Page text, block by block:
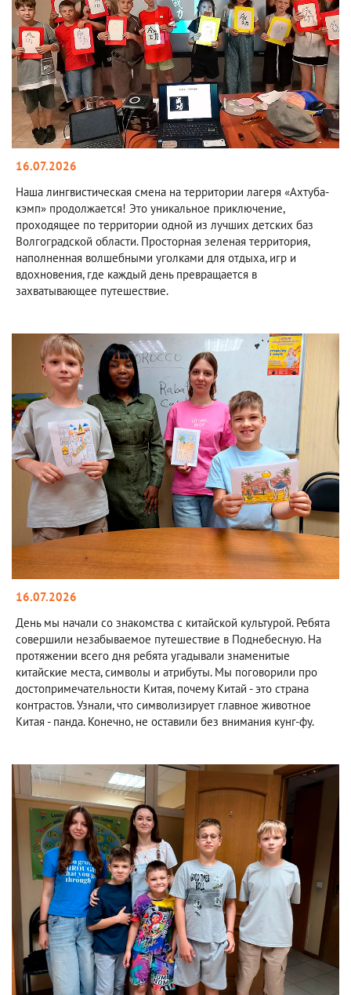
16.07.2026
Наша лингвистическая смена на территории лагеря «Ахтуба-
кэмп» продолжается! Это уникальное приключение,
проходящее по территории одной из лучших детских баз
Волгоградской области. Просторная зеленая территория,
наполненная волшебными уголками для отдыха, игр и
вдохновения, где каждый день превращается в
захватывающее путешествие.
16.07.2026
День мы начали со знакомства с китайской культурой. Ребята
совершили незабываемое путешествие в Поднебесную. На
протяжении всего дня ребята угадывали знаменитые
китайские места, символы и атрибуты. Мы поговорили про
достопримечательности Китая, почему Китай - это страна
контрастов. Узнали, что символизирует главное животное
Китая - панда. Конечно, не оставили без внимания кунг-фу.